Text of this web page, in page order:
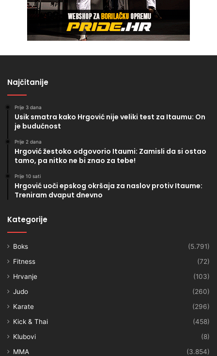
Najčitanije
Prije 3 dana
Usik smatra kako Hrgović nije veliki test za Itaumu: On
je budućnost
Prije 2 dana
Hrgović žestoko odgovorio Itaumi: Zamisli da si ostao
tamo, pa nitko ne bi znao za tebe!
Prije 10 sati
Hrgović uoči epskog okršaja za naslov protiv Itaume:
Treniram dvaput dnevno
Kategorije
Boks
(5.791)
Fitness
(72)
Hrvanje
(103)
Judo
(260)
Karate
(296)
Kick & Thai
(458)
Klubovi
(8)
MMA
(3.854)